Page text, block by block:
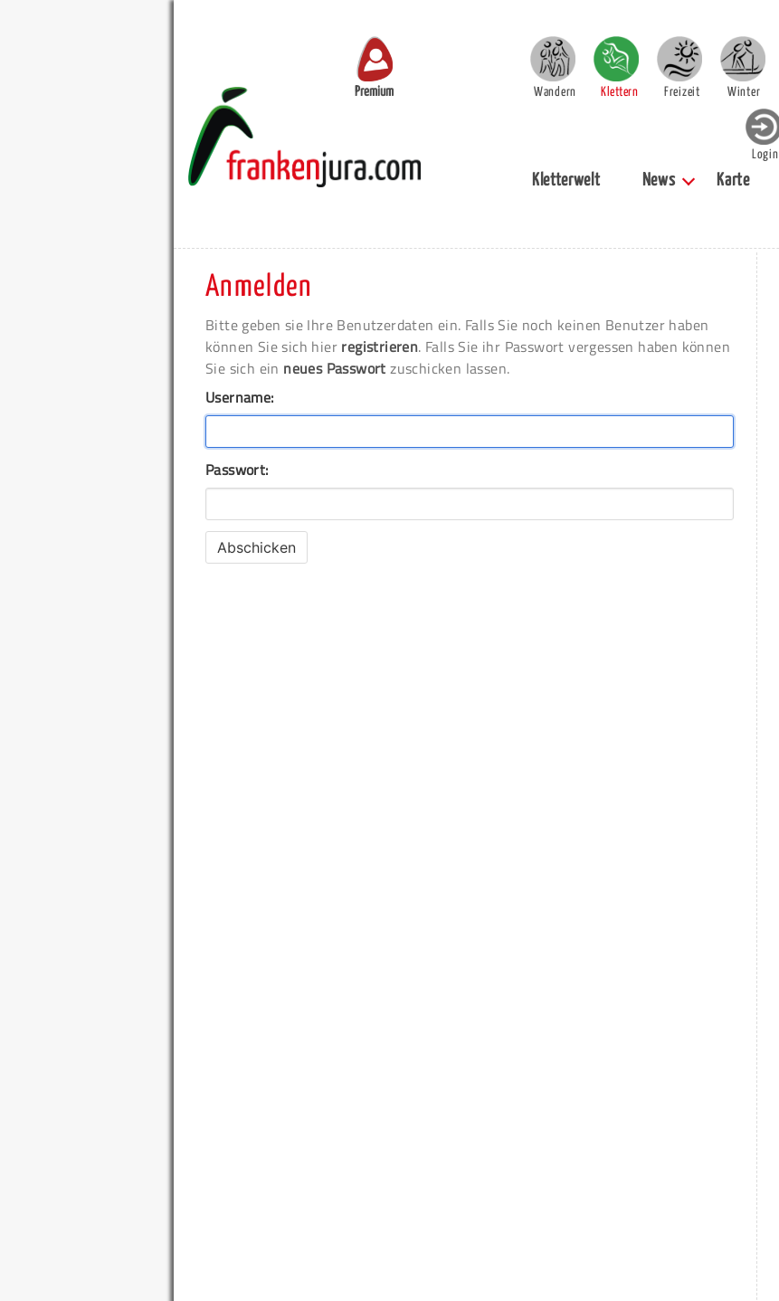
Premium Wandern Klettern Freizeit Winter
Login
Kletterwelt News Karte
Anmelden
Bitte geben sie Ihre Benutzerdaten ein. Falls Sie noch keinen Benutzer haben
können Sie sich hier registrieren. Falls Sie ihr Passwort vergessen haben können
Sie sich ein neues Passwort zuschicken lassen.
Username:
Passwort: